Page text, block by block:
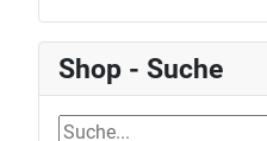
Shop - Suche